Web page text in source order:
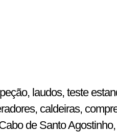
laudos, teste
caldeiras,
de Santo